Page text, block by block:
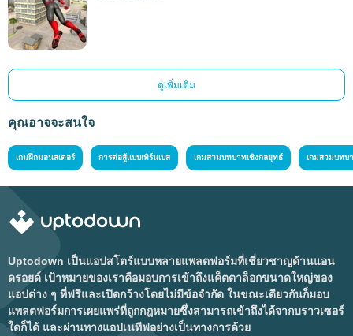
ดูเพิ่มเติม
คุณอาจจะสนใจ
เกมฝึกมอนสเตอร์ การต่อสู้แบบเทิร์นเบส เกมสวมบทบาทเชิงกลยุทธ์ เกมสวมบทบ
Uptodown เป็นแอปสโตร์แบบหลายแพลตฟอร์มที่เชี่ยวชาญด้านแอน
ดรอยด์ เป้าหมายของเราคือมอบการเข้าถึงแค็ตตาล็อกขนาดใหญ่ของ
แอปต่าง ๆ ที่ฟรีและเปิดกว้างโดยไม่มีข้อจำกัด ในขณะเดียวกันก็มอบ
แพลตฟอร์มการเผยแพร่ที่ถูกกฎหมายซึ่งสามารถเข้าถึงได้จากบราวเซอร์
ใดก็ได้ และผ่านทางแอปเนทีฟอย่างเป็นทางการด้วย